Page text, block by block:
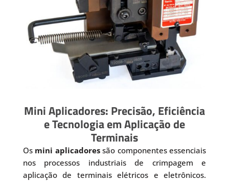
Mini Aplicadores: Precisão, Eficiência
e Tecnologia em Aplicação de
Terminais
Os mini aplicadoressão componentes essenciais
nos processos industriais de crimpagem e
aplicação de terminais elétricos e eletrônicos.